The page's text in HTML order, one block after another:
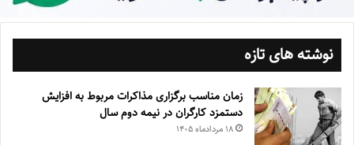
نوشته های تازه
زمان مناسب برگزاری مذاکرات مربوط به افزایش
دستمزد کارگران در نیمه دوم سال
۱۸ مرداد‌ماه ۱۴۰۵